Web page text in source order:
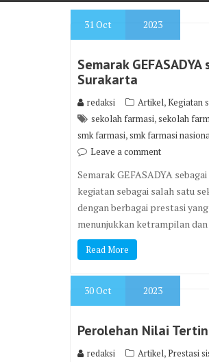
31Oct 2023
Semarak
Surakarta
redaksi Artikel,Kegiatan
sekolah farmasi,sekolah
smk farmasi,smk farmasi
Leave a comment
Semarak GEFASADYA
kegiatan sebagai salah satu
dengan berbagai prestasi
menunjukkan ketrampilan
Read More
30Oct 2023
Perolehan Nilai
redaksi Artikel,Prestasi